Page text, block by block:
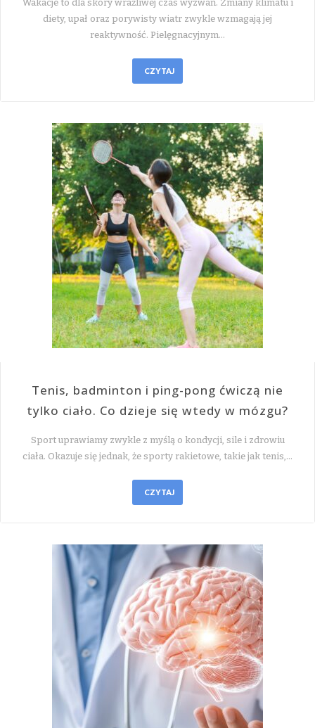
Wakacje to dla skóry wrażliwej czas wyzwań. Zmiany klimatu i
diety, upał oraz porywisty wiatr zwykle wzmagają jej
reaktywność. Pielęgnacyjnym…
CZYTAJ
Tenis, badminton i ping-pong ćwiczą nie
tylko ciało. Co dzieje się wtedy w mózgu?
Sport uprawiamy zwykle z myślą o kondycji, sile i zdrowiu
ciała. Okazuje się jednak, że sporty rakietowe, takie jak tenis,…
CZYTAJ